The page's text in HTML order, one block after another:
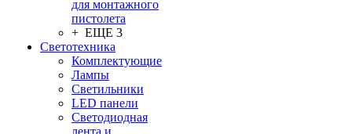
для монтажного
пистолета
+ ЕЩЕ 3
Светотехника
Комплектующие
Лампы
Светильники
LED панели
Светодиодная
лента и